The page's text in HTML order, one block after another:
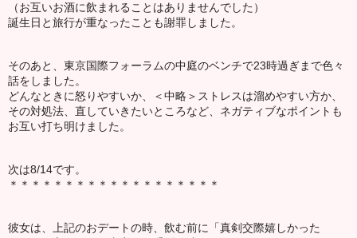
（お互いお酒に飲まれることはありませんでした）
誕生日と旅行が重なったことも謝罪しました。
そのあと、東京国際フォーラムの中庭のベンチで23時過ぎまで色々
話をしました。
どんなときに怒りやすいか、＜中略＞ストレスは溜めやすい方か、
その対処法、直していきたいところなど、ネガティブなポイントも
お互い打ち明けました。
次は8/14です。
＊＊＊＊＊＊＊＊＊＊＊＊＊＊＊＊＊＊＊
彼女は、上記のおデートの時、飲む前に「真剣交際嬉しかった